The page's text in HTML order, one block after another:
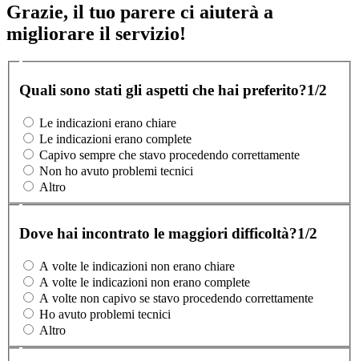
Grazie, il tuo parere ci aiuterà a
migliorare il servizio!
Quali sono stati gli aspetti che hai preferito?1/2
Le indicazioni erano chiare
Le indicazioni erano complete
Capivo sempre che stavo procedendo correttamente
Non ho avuto problemi tecnici
Altro
Dove hai incontrato le maggiori difficoltà?1/2
A volte le indicazioni non erano chiare
A volte le indicazioni non erano complete
A volte non capivo se stavo procedendo correttamente
Ho avuto problemi tecnici
Altro